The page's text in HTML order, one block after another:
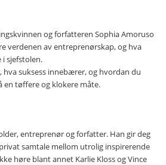
og forfatteren Sophia Amoruso
verdenen av entreprenørskap, og hva
sjefstolen.
hva suksess innebærer, og hvordan du
en tøffere og klokere måte.
entreprenør og forfatter. Han gir deg
samtale mellom utrolig inspirerende
høre blant annet Karlie Kloss og Vince